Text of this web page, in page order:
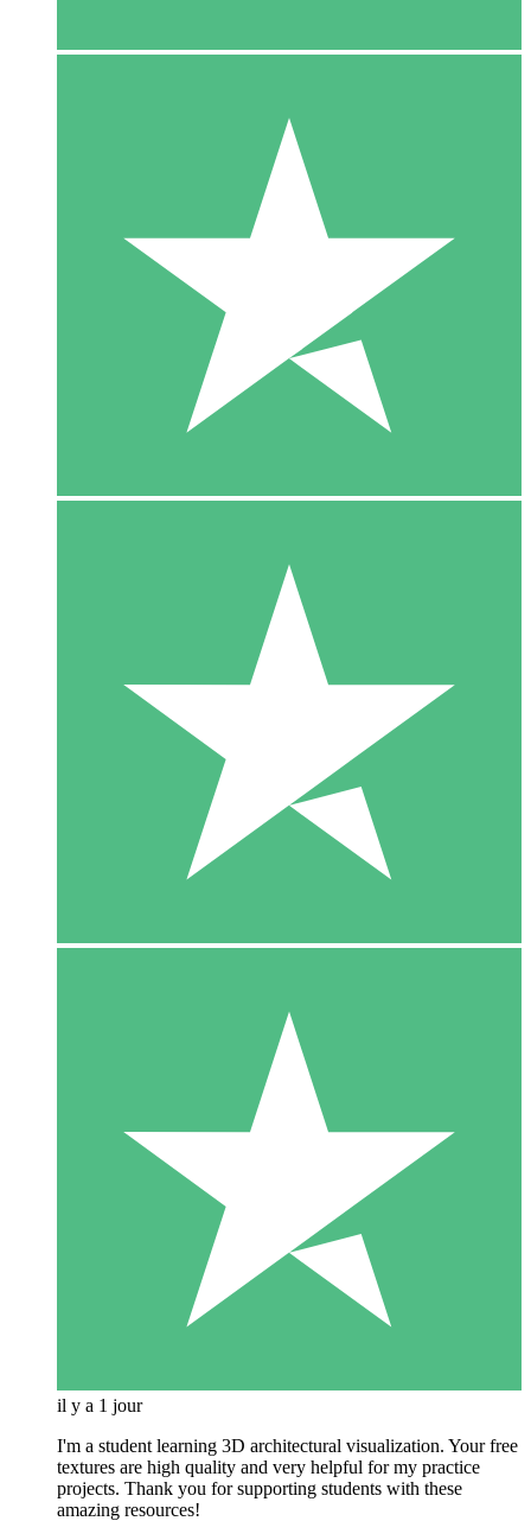
il y a 1 jour
I'm a student learning 3D architectural visualization. Your free
textures are high quality and very helpful for my practice
projects. Thank you for supporting students with these
amazing resources!